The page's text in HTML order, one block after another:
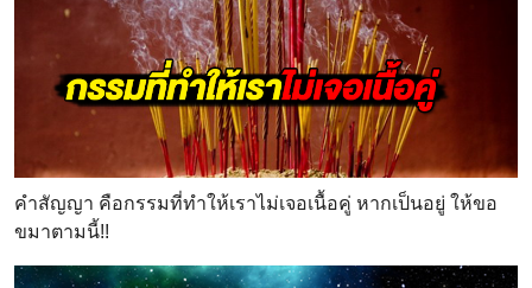
คำสัญญา คือกรรมที่ทำให้เราไม่เจอเนื้อคู่ หากเป็นอยู่ ให้ขอ
ขมาตามนี้!!